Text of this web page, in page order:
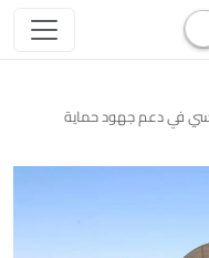
في دعم جهود حماية